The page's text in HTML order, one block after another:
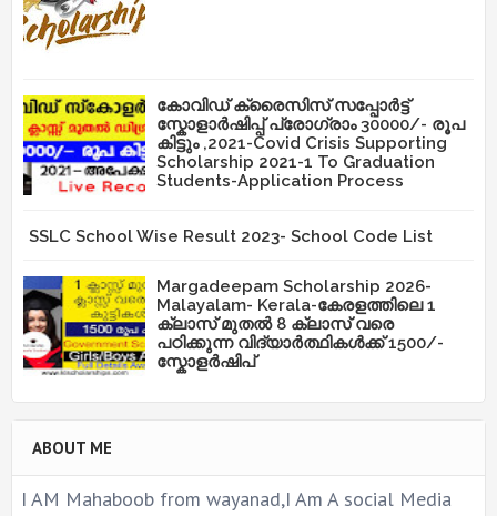
കോവിഡ് ക്രൈസിസ് സപ്പോർട്ട്
സ്കോളാർഷിപ്പ് പ്രോഗ്രാം 30000/- രൂപ
കിട്ടും ,2021-Covid Crisis Supporting
Scholarship 2021-1 To Graduation
Students-Application Process
SSLC School Wise Result 2023- School Code List
Margadeepam Scholarship 2026-
Malayalam- Kerala-കേരളത്തിലെ 1
ക്ലാസ് മുതൽ 8 ക്ലാസ് വരെ
പഠിക്കുന്ന വിദ്യാർത്ഥികൾക്ക് 1500/-
സ്കോളർഷിപ്
ABOUT ME
I AM Mahaboob from wayanad,I Am A social Media